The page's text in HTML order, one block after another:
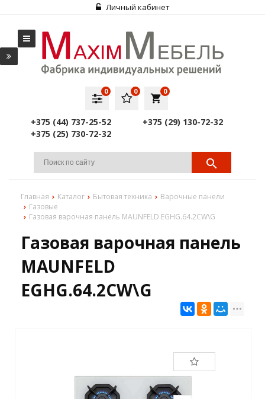
Личный кабинет
local_grocery_store
0
0
0
+375 (44) 737-25-52
+375 (29) 130-72-32
+375 (25) 730-72-32
Главная Каталог Бытовая техника
Варочные панели
Газовые
Газовая варочная панель MAUNFELD EGHG.64.2CW\G
Газовая варочная панель
MAUNFELD
EGHG.64.2CW\G